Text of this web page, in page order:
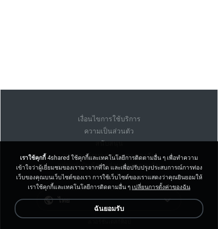
เงื่อนไขการใช้บริการ
ความเป็นส่วนตัว
สนับสนุน
อย่าขายข้อมูลส่วนบุคคลของฉัน
อย่าแบ่งปันข้อมูลส่วนบุคคลของฉัน
ไทย
เราใช้คุกกี้ 4shared ใช้คุกกี้และเทคโนโลยีการติดตามอื่น ๆ เพื่อทำความ
เข้าใจว่าผู้เยี่ยมชมของเรามาจากที่ใด และเพื่อปรับปรุงประสบการณ์การท่อง
เว็บของคุณบนเว็บไซต์ของเรา การใช้เว็บไซต์ของเราแสดงว่าคุณยินยอมให้
เราใช้คุกกี้และเทคโนโลยีการติดตามอื่น ๆ เปลี่ยนการตั้งค่าของฉัน
ฉันยอมรับ